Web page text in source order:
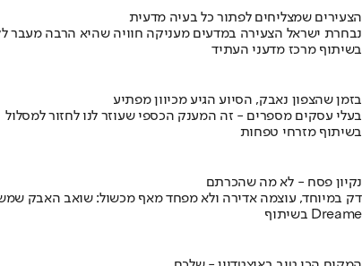
הצעירים שמצליחים לפתור כל בעיה מדעית
נבחרת ישראל הצעירה במדעים מעניקה חוויה שהיא הרבה מעבר
בשיתוף מרכז מדעני העתיד
בזמן שהצפון נאבק, הסיוע הגיע מכיוון מפתיע
בעלי עסקים מספרים - זה המענק הכספי שעוזר לנו לחזור למסלול
בשיתוף מזרחי טפחות
נקיון פסח - לא מה שהכרתם
דק במיוחד, עוצמה אדירה ולא מפחד מאף מכשול: שואב האבק
בשיתוף Dreame